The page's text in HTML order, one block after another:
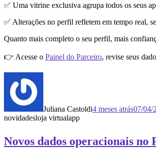
✅ Uma vitrine exclusiva agrupa todos os seus
✅ Alterações no perfil refletem em tempo real,
Quanto mais completo o seu perfil, mais
👉 Acesse o Painel do Parceiro, revise seus
Juliana Castoldi4 meses atrás07/04/
novidadesloja virtualapp
Novos dados operacionais no